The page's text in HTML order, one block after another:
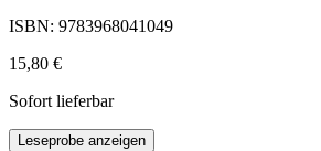
ISBN: 9783968041049
15,80 €
Sofort lieferbar
Leseprobe anzeigen